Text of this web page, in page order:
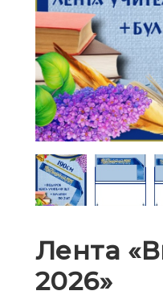
Лента
2026»